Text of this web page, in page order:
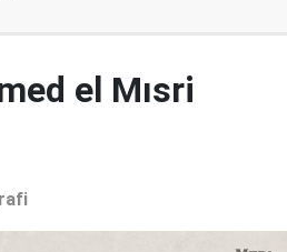
el Mısri